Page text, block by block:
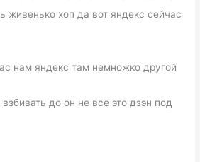
живенько хоп да вот яндекс сейчас
нам яндекс там немножко другой
до он не все это дзэн под